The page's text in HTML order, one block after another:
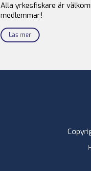
Alla yrkesfiskare är
medlemmar!
Läs mer